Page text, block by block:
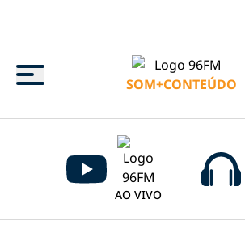
Menu
SOM+CONTEÚDO
AO VIVO